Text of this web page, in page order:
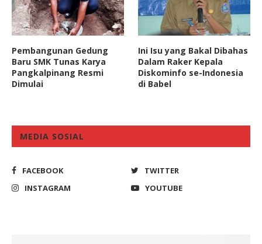
Pembangunan Gedung
Baru SMK Tunas Karya
Pangkalpinang Resmi
Dimulai
Ini Isu yang Bakal Dibahas
Dalam Raker Kepala
Diskominfo se-Indonesia
di Babel
MEDIA SOSIAL
FACEBOOK
TWITTER
INSTAGRAM
YOUTUBE